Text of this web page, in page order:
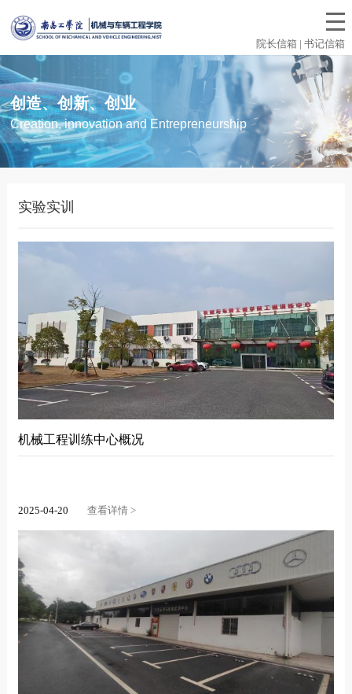
院长信箱 | 书记信箱
创造、创新、创业
Creation, innovation and Entrepreneurship
实验实训
机械工程训练中心概况
2025-04-20 查看详情 >